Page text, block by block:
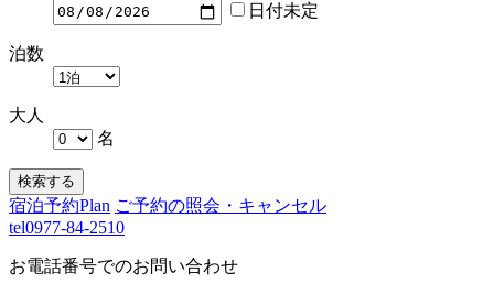
日付未定
泊数
大人
名
検索する
宿泊予約Plan ご予約の照会・キャンセル
tel0977-84-2510
お電話番号でのお問い合わせ